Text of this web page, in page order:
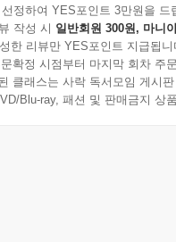
정하여 YES포인트 3만원을 드
작성 시 일반회원 300원, 마니
한 리뷰만 YES포인트 지급됩니
확정 시점부터 마지막 회차 주
클래스는 사락 독서모임 게시
Blu-ray, 패션 및 판매금지 상